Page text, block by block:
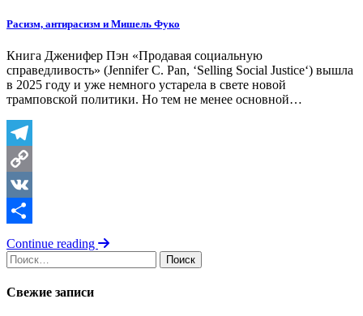
Расизм, антирасизм и Мишель Фуко
Книга Дженифер Пэн «Продавая социальную
справедливость» (Jennifer C. Pan, ‘Selling Social Justice‘) вышла
в 2025 году и уже немного устарела в свете новой
трамповской политики. Но тем не менее основной…
Telegram
Copy
Link
VK
Отправить
Continue reading
Найти:
Свежие записи